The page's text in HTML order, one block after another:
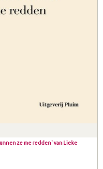
ze me redden' van Lieke